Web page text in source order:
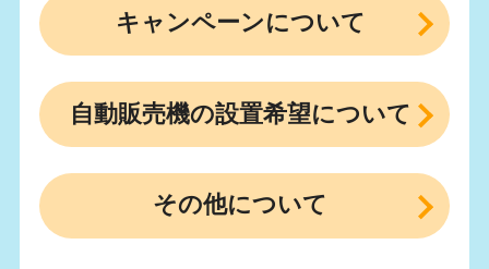
キャンペーンについて
自動販売機の設置希望について
その他について